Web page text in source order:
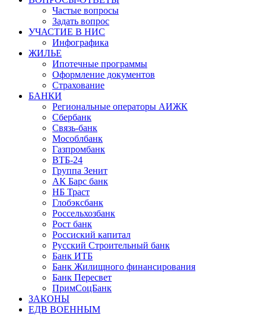
Частые вопросы
Задать вопрос
УЧАСТИЕ В НИС
Инфографика
ЖИЛЬЕ
Ипотечные программы
Оформление документов
Страхование
БАНКИ
Региональные операторы АИЖК
Сбербанк
Связь-банк
Мособлбанк
Газпромбанк
ВТБ-24
Группа Зенит
АК Барс банк
НБ Траст
Глобэксбанк
Россельхозбанк
Рост банк
Россиский капитал
Русский Строительный банк
Банк ИТБ
Банк Жилищного финансирования
Банк Пересвет
ПримСоцБанк
ЗАКОНЫ
ЕДВ ВОЕННЫМ